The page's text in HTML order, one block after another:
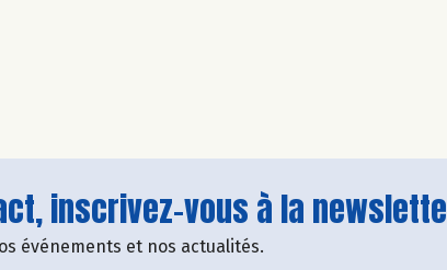
inscrivez-vous à la
événements et nos actualités.